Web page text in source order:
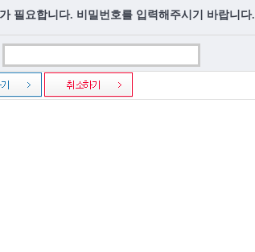
필요합니다. 비밀번호를 입력해주시기 바랍니다.